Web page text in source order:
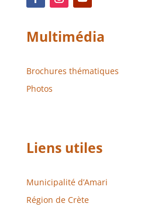
Multimédia
Brochures thématiques
Photos
Liens utiles
Municipalité d’Amari
Région de Crète